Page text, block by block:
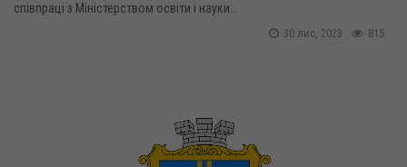
співпраці з Міністерством освіти і науки...
815
30 лис, 2023